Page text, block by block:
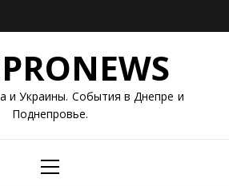
и Украины. События в Днепре и
Поднепровье.
Menu